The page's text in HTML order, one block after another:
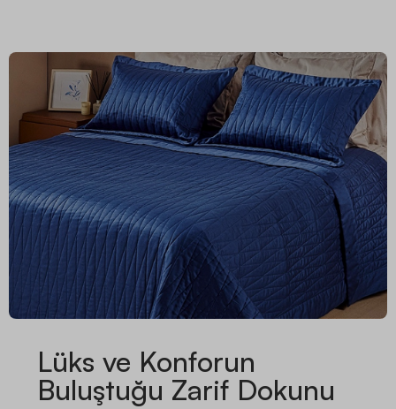
Lüks ve Konforun
Buluştuğu Zarif Dokunu